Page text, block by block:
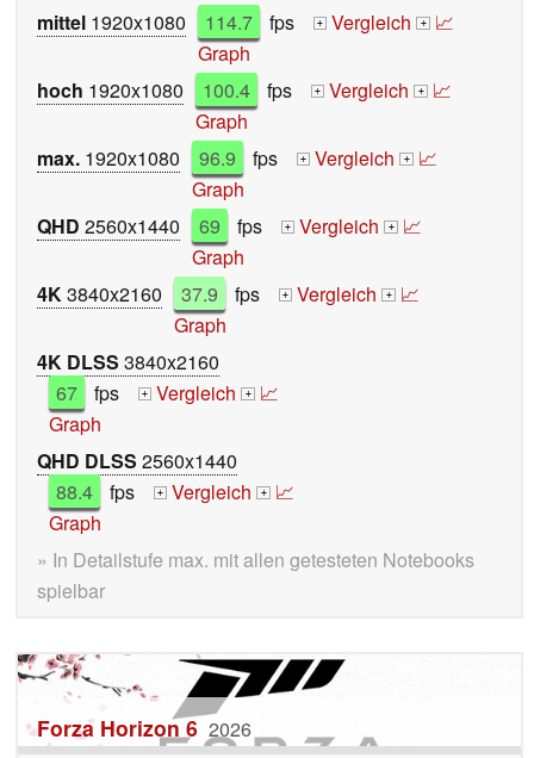
mittel 1920x1080 114.7 fps + Vergleich + 📈
Graph
hoch 1920x1080 100.4 fps + Vergleich + 📈
Graph
max. 1920x1080 96.9 fps + Vergleich + 📈
Graph
QHD 2560x1440 69 fps + Vergleich + 📈
Graph
4K 3840x2160 37.9 fps + Vergleich + 📈
Graph
4K DLSS 3840x2160
67
fps + Vergleich + 📈
Graph
QHD DLSS 2560x1440
88.4
fps + Vergleich + 📈
Graph
» In Detailstufe max. mit allen getesteten Notebooks
spielbar
Forza Horizon 6 2026